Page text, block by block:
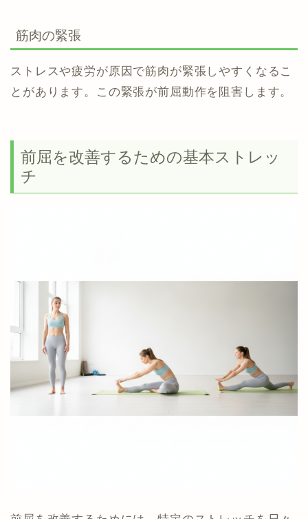
筋肉の緊張
ストレスや疲労が原因で筋肉が緊張しやすくなるこ
とがあります。この緊張が前屈動作を阻害します。
前屈を改善するための基本ストレッ
チ